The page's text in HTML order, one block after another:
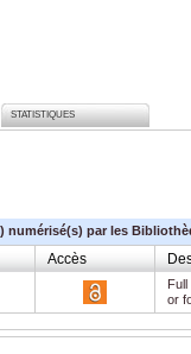
STATISTIQUES
numérisé(s) par les
Accès
or